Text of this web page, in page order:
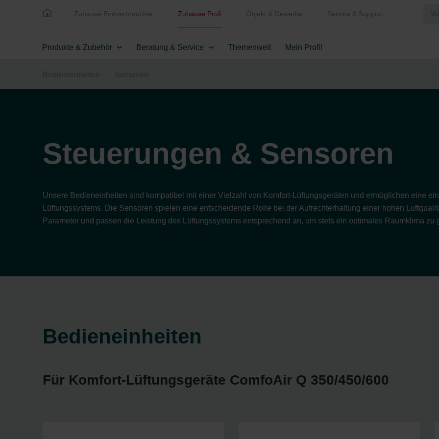
Zuhause Endverbraucher Zuhause Profi Objekt & Gewerbe Service & Support
Produkte & Zubehör Beratung & Service Themenwelt Mein Profil
Bedieneinheiten Sensoren
Steuerungen & Sensoren
Unsere Bedieneinheiten sind kompatibel mit einer Vielzahl von Komfort-Lüftungsgeräten und ermöglichen eine
Lüftungssystems. Die Sensoren spielen eine entscheidende Rolle bei der Aufrechterhaltung einer hohen
Parameter und passen die Leistung des Lüftungssystems entsprechend an, um stets ein optimales Raumklima zu
Bedieneinheiten
Für Komfort-Lüftungsgeräte ComfoAir Q 350/450/600